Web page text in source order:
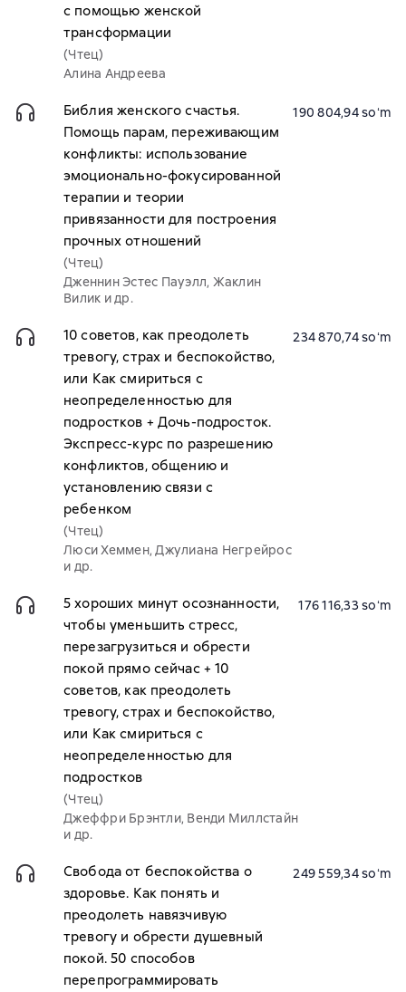
с помощью женской
трансформации
(Чтец)
Алина Андреева
Библия женского счастья.
Помощь парам, переживающим
конфликты: использование
эмоционально-фокусированной
терапии и теории
привязанности для построения
прочных отношений
(Чтец)
Дженнин Эстес Пауэлл, Жаклин
Вилик и др.
190 804,94 soʻm
10 советов, как преодолеть
тревогу, страх и беспокойство,
или Как смириться с
неопределенностью для
подростков + Дочь-подросток.
Экспресс-курс по разрешению
конфликтов, общению и
установлению связи с
ребенком
(Чтец)
Люси Хеммен, Джулиана Негрейрос
и др.
234 870,74 soʻm
5 хороших минут осознанности,
чтобы уменьшить стресс,
перезагрузиться и обрести
покой прямо сейчас + 10
советов, как преодолеть
тревогу, страх и беспокойство,
или Как смириться с
неопределенностью для
подростков
(Чтец)
Джеффри Брэнтли, Венди Миллстайн
и др.
176 116,33 soʻm
Свобода от беспокойства о
здоровье. Как понять и
преодолеть навязчивую
тревогу и обрести душевный
покой. 50 способов
перепрограммировать
249 559,34 soʻm